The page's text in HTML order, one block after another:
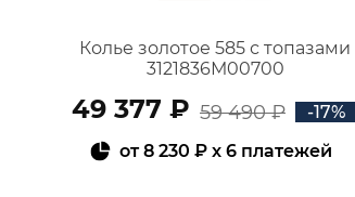
Колье золотое 585 с топазами
3121836М00700
49 377 ₽ 59 490 ₽
-17%
от8 230 ₽x 6 платежей